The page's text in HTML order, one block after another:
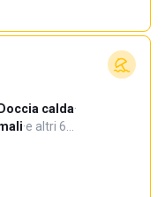
Doccia calda·
·e altri 6…